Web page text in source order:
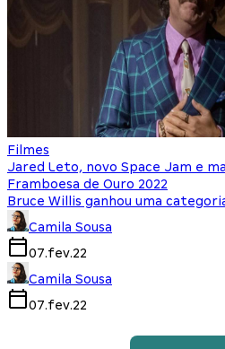
Filmes
Jared Leto, novo Space Jam e
Framboesa de Ouro 2022
Bruce Willis ganhou uma
Camila Sousa
07.fev.22
Camila Sousa
07.fev.22